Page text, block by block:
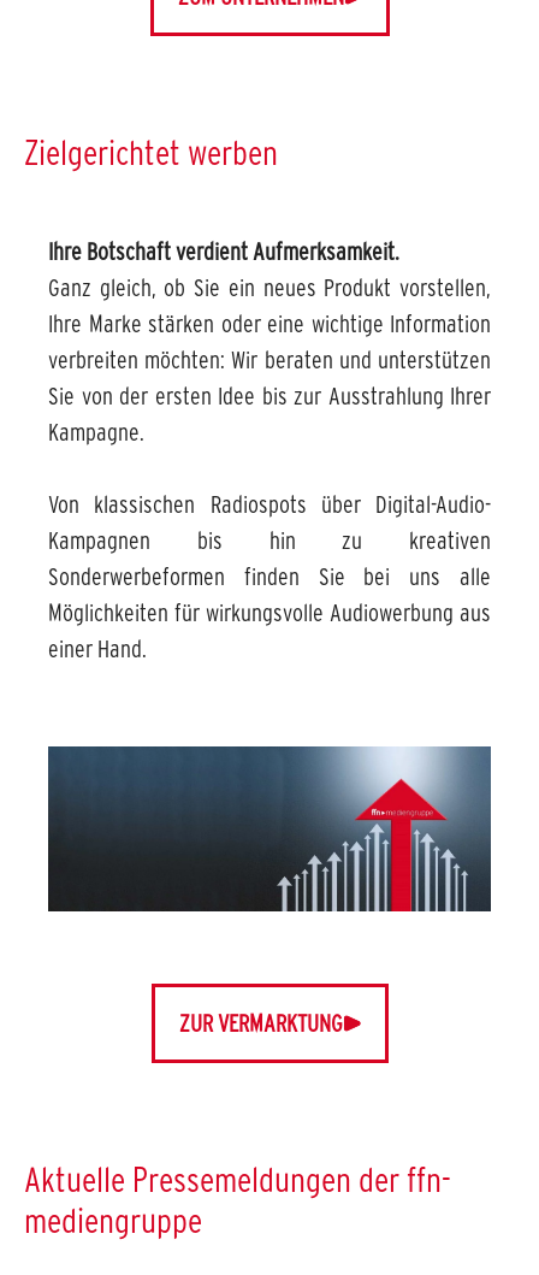
Zielgerichtet werben
Ihre Botschaft verdient Aufmerksamkeit.
Ganz gleich, ob Sie ein neues Produkt vorstellen,
Ihre Marke stärken oder eine wichtige Information
verbreiten möchten: Wir beraten und unterstützen
Sie von der ersten Idee bis zur Ausstrahlung Ihrer
Kampagne.
Von klassischen Radiospots über Digital-Audio-
Kampagnen bis hin zu kreativen
Sonderwerbeformen finden Sie bei uns alle
Möglichkeiten für wirkungsvolle Audiowerbung aus
einer Hand.
ZUR VERMARKTUNG
Aktuelle Pressemeldungen der ffn-
mediengruppe